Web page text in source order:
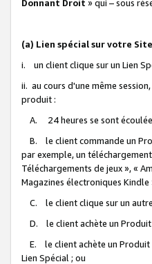
Donnant Droit » qui – sous
(a) Lien spécial sur votre
i. un client clique sur un Lien
ii. au cours d'une même
produit :
A. 24 heures se sont
B. le client commande un
par exemple, un
Téléchargements de jeux », «
Magazines électroniques
C. le client clique sur un
D. le client achète un
E. le client achète un Produit
Lien Spécial ; ou